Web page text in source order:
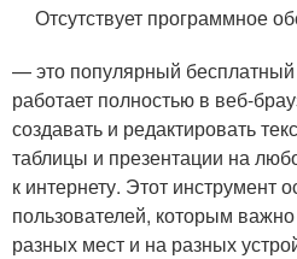
Отсутствует программное
— это популярный
работает полностью в веб-
создавать и редактировать
таблицы и презентации на
к интернету. Этот инструмент
пользователей, которым
разных мест и на разных